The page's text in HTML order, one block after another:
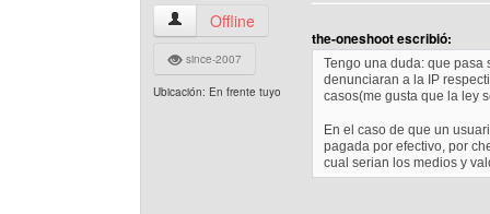
todobanners Ver perfil del usuario
Offline
since-2007
Ubicación: En frente tuyo
the-oneshoot escribió:
Tengo una duda: que pasa
denunciaran a la IP
casos(me gusta que la ley
En el caso de que un
pagada por efectivo, por
cual serian los medios y